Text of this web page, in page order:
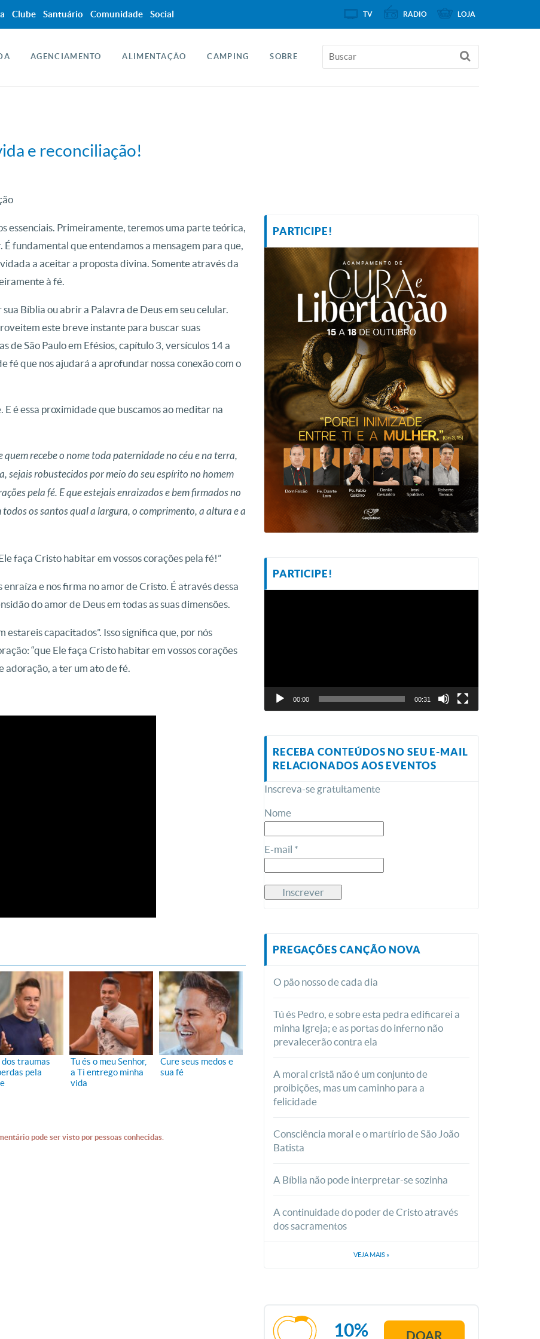
AGENCIAMENTO ALIMENTAÇÃO CAMPING SOBRE
e reconciliação!
essenciais. Primeiramente, teremos uma parte teórica,
fundamental que entendamos a mensagem para que,
a aceitar a proposta divina. Somente através da
à fé.
Bíblia ou abrir a Palavra de Deus em seu celular.
este breve instante para buscar suas
de São Paulo em Efésios, capítulo 3, versículos 14 a
fé que nos ajudará a aprofundar nossa conexão com o
E é essa proximidade que buscamos ao meditar na
recebe o nome toda paternidade no céu e na terra,
sejais robustecidos por meio do seu espírito no homem
pela fé. E que estejais enraizados e bem firmados no
os santos qual a largura, o comprimento, a altura e a
faça Cristo habitar em vossos corações pela fé!”
e nos firma no amor de Cristo. É através dessa
do amor de Deus em todas as suas dimensões.
estareis capacitados”. Isso significa que, por nós
“que Ele faça Cristo habitar em vossos corações
adoração, a ter um ato de fé.
dos traumas
pela
Tu és o meu Senhor,
a Ti entrego minha
vida
Cure seus medos e
sua fé
pode ser visto por pessoas conhecidas.
PARTICIPE!
PARTICIPE!
00:00 00:31
RECEBA CONTEÚDOS NO SEU E-MAIL
RELACIONADOS AOS EVENTOS
Inscreva-se gratuitamente
Nome
E-mail *
PREGAÇÕES CANÇÃO NOVA
O pão nosso de cada dia
Tú és Pedro, e sobre esta pedra edificarei a
minha Igreja; e as portas do inferno não
prevalecerão contra ela
A moral cristã não é um conjunto de
proibições, mas um caminho para a
felicidade
Consciência moral e o martírio de São João
Batista
A Bíblia não pode interpretar-se sozinha
A continuidade do poder de Cristo através
dos sacramentos
VEJA MAIS »
10% DOAR
Clube Santuário Comunidade Social TV RÁDIO LOJA